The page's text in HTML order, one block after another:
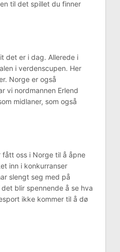
til det spillet du finner
det er i dag. Allerede i
i verdenscupen. Her
Norge er også
vi nordmannen Erlend
midlaner, som også
oss i Norge til å åpne
inn i konkurranser
slengt seg med på
blir spennende å se hva
ikke kommer til å dø